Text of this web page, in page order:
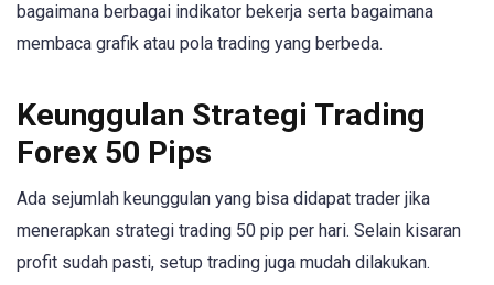
bagaimana berbagai indikator bekerja serta bagaimana
membaca grafik atau pola trading yang berbeda.
Keunggulan Strategi Trading
Forex 50 Pips
Ada sejumlah keunggulan yang bisa didapat trader jika
menerapkan strategi trading 50 pip per hari. Selain kisaran
profit sudah pasti, setup trading juga mudah dilakukan.